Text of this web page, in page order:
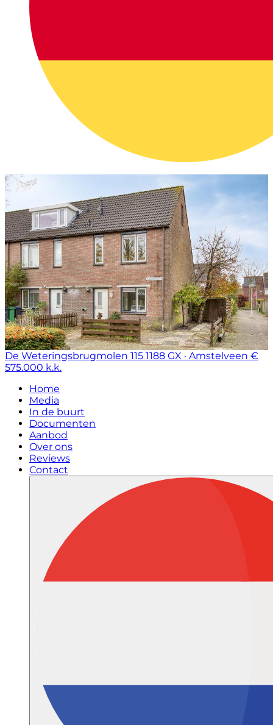
De Weteringsbrugmolen 115 1188 GX · Amstelveen €
575.000 k.k.
Home
Media
In de buurt
Documenten
Aanbod
Over ons
Reviews
Contact